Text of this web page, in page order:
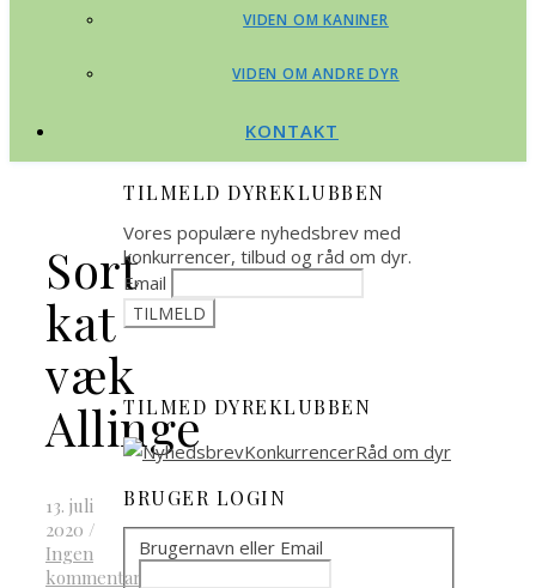
VIDEN OM KANINER
VIDEN OM ANDRE DYR
KONTAKT
Sort
kat
væk
Allinge
13. juli
2020 /
Ingen
kommentarer
TILMELD DYREKLUBBEN
Vores populære nyhedsbrev med
konkurrencer, tilbud og råd om dyr.
Email
TILMED DYREKLUBBEN
BRUGER LOGIN
Brugernavn eller Email